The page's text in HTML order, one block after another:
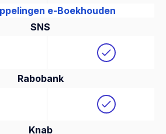
e-Boekhouden
SNS
Rabobank
Knab